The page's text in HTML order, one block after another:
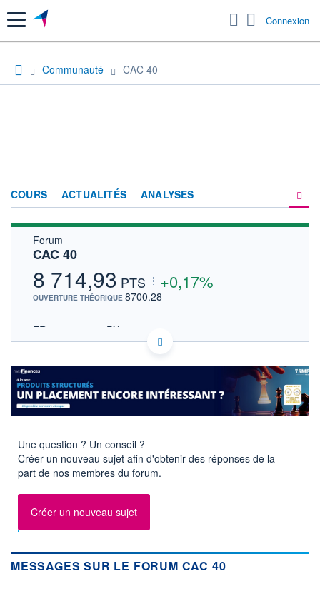
Menu Connexion
Communauté CAC 40
COURS ACTUALITÉS ANALYSES
HISTORIQUE
Forum
CAC 40
8 714,93 PTS +0,17%
OUVERTURE THÉORIQUE 8700.28
FR0003500008 PX1
EURONEXT PARIS DONNÉES TEMPS RÉEL
11h53
8 680
8 740
8 760
OUVERTURE
8 712,29
+ HAUT
+HAUT 1ER
JANVIER
+BAS 1ER
JANVIER
Une question ? Un conseil ?
Créer un nouveau sujet afin d'obtenir des réponses de la
part de nos membres du forum.
Créer un nouveau sujet
MESSAGES SUR LE FORUM CAC 40